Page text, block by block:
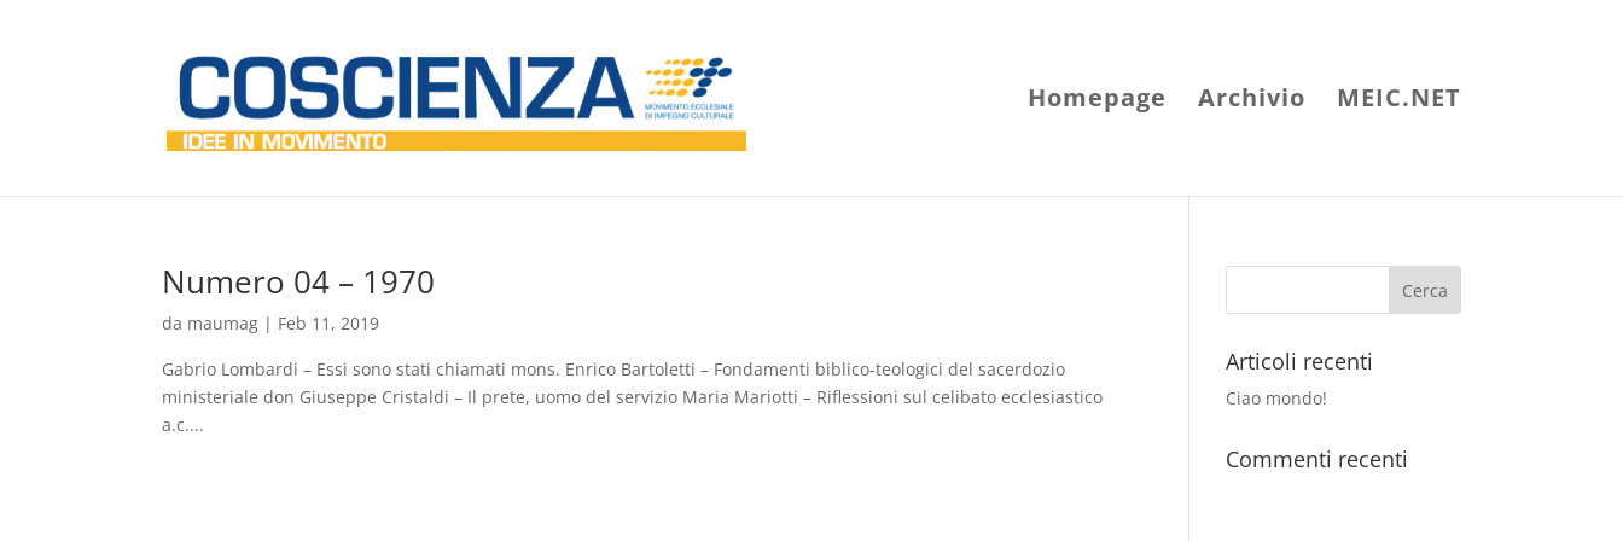
Homepage Archivio MEIC.NET
Numero 04 – 1970
da maumag | Feb 11, 2019
Gabrio Lombardi – Essi sono stati chiamati mons. Enrico Bartoletti – Fondamenti biblico-teologici del sacerdozio
ministeriale don Giuseppe Cristaldi – Il prete, uomo del servizio Maria Mariotti – Riflessioni sul celibato ecclesiastico
a.c....
Articoli recenti
Ciao mondo!
Commenti recenti